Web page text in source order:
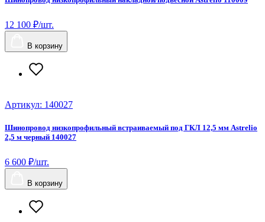
12 100 ₽/шт.
В корзину
Артикул: 140027
Шинопровод низкопрофильный встраиваемый под ГКЛ 12,5 мм Astrelio
2,5 м черный 140027
6 600 ₽/шт.
В корзину